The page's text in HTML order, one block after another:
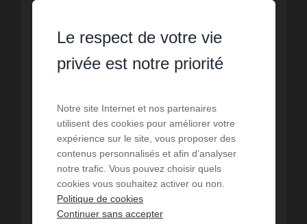
LOCATION
Appartement Les Trois Ilets
pièces 80m² de surface
Le respect de votre vie
privée est notre priorité
Notre site Internet et nos partenaires
utilisent des cookies pour améliorer votre
expérience sur le site, vous proposer des
contenus personnalisés et afin d’analyser
notre trafic. Vous pouvez choisir quels
cookies vous souhaitez activer ou non.
Politique de cookies
Continuer sans accepter